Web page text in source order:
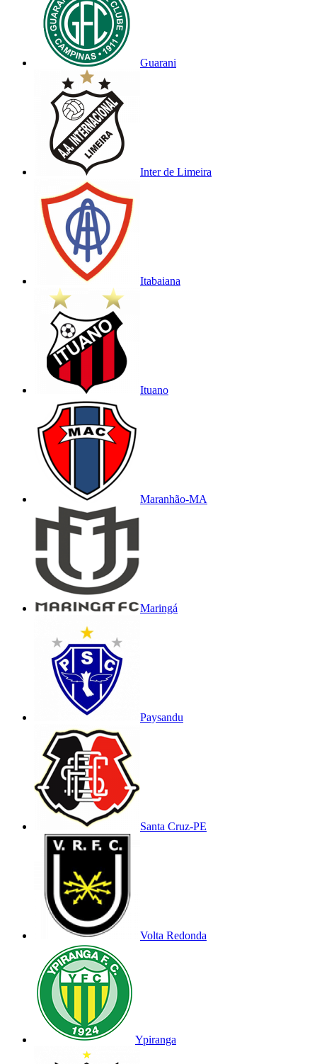
Guarani
Inter de Limeira
Itabaiana
Ituano
Maranhão-MA
Maringá
Paysandu
Santa Cruz-PE
Volta Redonda
Ypiranga